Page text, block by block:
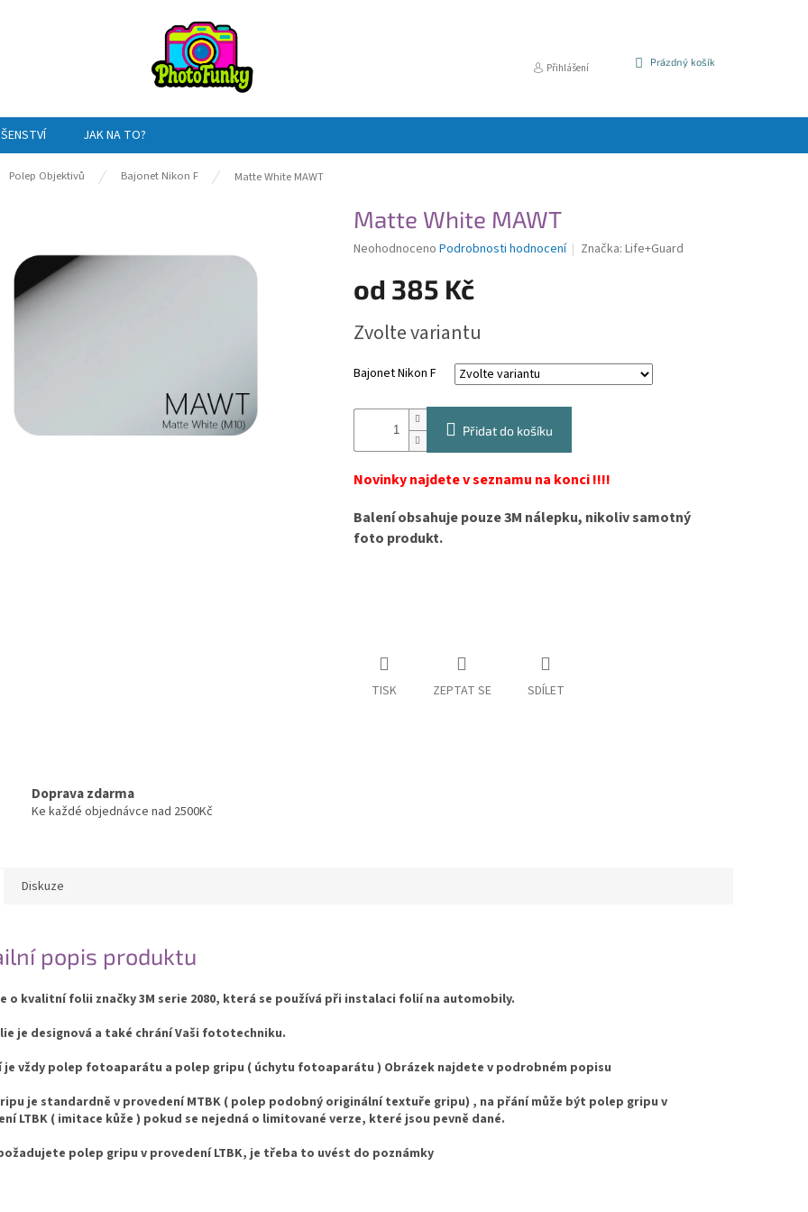
Přihlášení
NÁKUPNÍ
Prázdný košík
JAK NA TO?
Polep Objektivů Bajonet Nikon F Matte White MAWT
Matte White MAWT
Průměrné
produktu
je
z
hvězdiček.
Neohodnoceno Podrobnosti hodnocení Značka:Life+Guard
od 385 Kč
cena:
Zvolte variantu
Bajonet Nikon F
Přidat do košíku
Novinky najdete v seznamu na konci !!!!
Balení obsahuje pouze 3M nálepku, nikoliv samotný
foto produkt.
TISK ZEPTAT SE SDÍLET
Doprava zdarma
Ke každé objednávce nad 2500Kč
Diskuze
popis produktu
o kvalitní folii značky 3M serie 2080, která se používá při instalaci folií na automobily.
je designová a také chrání Vaši fototechniku.
je vždy polep fotoaparátu a polep gripu ( úchytu fotoaparátu ) Obrázek najdete v podrobném popisu
je standardně v provedení MTBK ( polep podobný originální textuře gripu) , na přání může být polep gripu v
LTBK ( imitace kůže ) pokud se nejedná o limitované verze, které jsou pevně dané.
polep gripu v provedení LTBK, je třeba to uvést do poznámky